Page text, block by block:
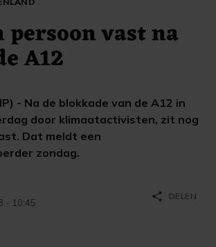
persoon vast na
A12
- Na de blokkade van de A12 in
door klimaatactivisten, zit nog
Dat meldt een
zondag.
- 10:45
share DELEN